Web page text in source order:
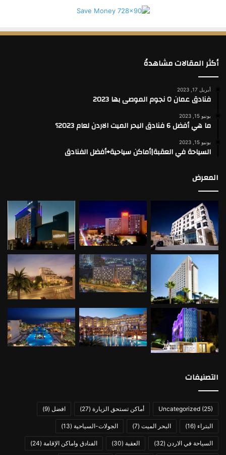
أكثر المقالات مشاهدةً
أبريل 17, 2023
فنادق عمان ٥ نجوم الموصى بها 2023
يونيو 15, 2023
ما هي أفضل 6 فنادق البحر الميت الاردن لعام 2023؟
يونيو 15, 2023
السياحة في العقبة|أماكن سياحية+أفضل الفنادق
المعرض
التصنيفات
Uncategorized (25) أماكن تستحق الزيارة (27) افضل (9)
البتراء (16) البحر الميت (7) الجولات-السياحية (13)
السياحة في الاردن (32) العقبة (30) الفنادق واماكن الإقامة (24)